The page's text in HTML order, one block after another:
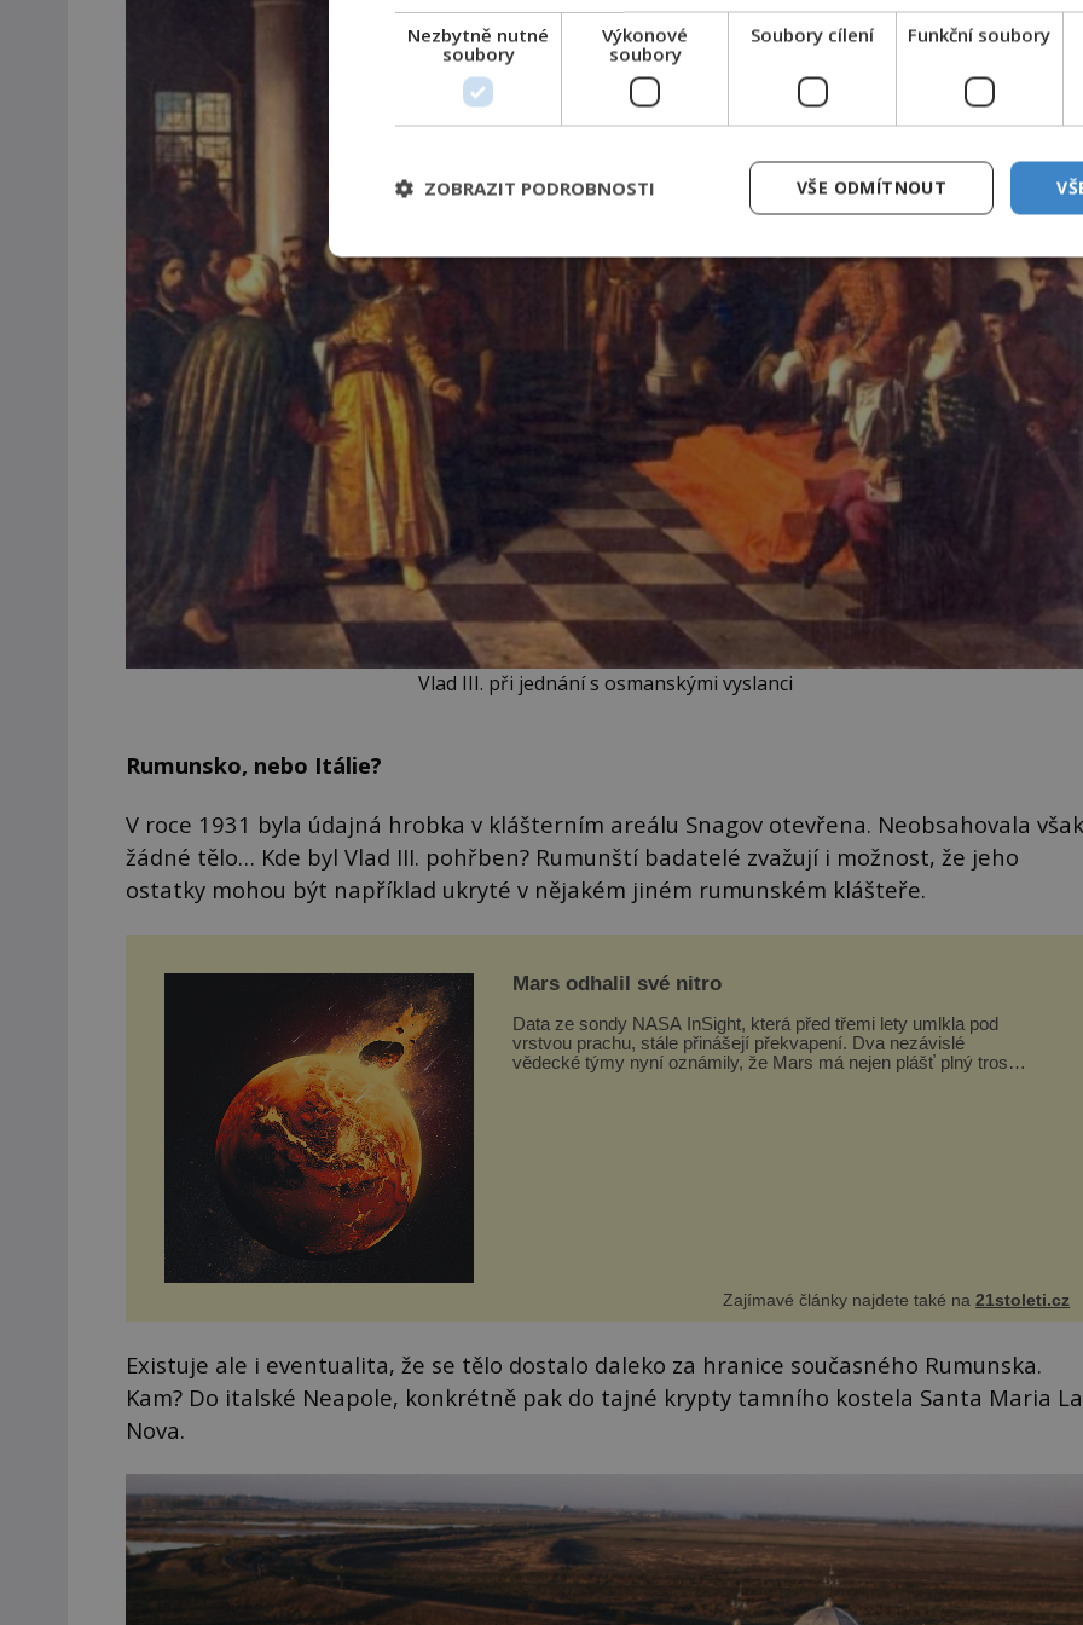
Vlad III. při jednání s osmanskými vyslanci
Rumunsko, nebo Itálie?
V roce 1931 byla údajná hrobka v klášterním areálu Snagov otevřena. Neobsahovala však
žádné tělo… Kde byl Vlad III. pohřben? Rumunští badatelé zvažují i možnost, že jeho
ostatky mohou být například ukryté v nějakém jiném rumunském klášteře.
Mars odhalil své nitro
Data ze sondy NASA InSight, která před třemi lety umlkla pod
vrstvou prachu, stále přinášejí překvapení. Dva nezávislé
vědecké týmy nyní oznámily, že Mars má nejen plášť plný trosek
Zajímavé články najdete také na21stoleti.cz
Existuje ale i eventualita, že se tělo dostalo daleko za hranice současného Rumunska.
Kam? Do italské Neapole, konkrétně pak do tajné krypty tamního kostela Santa Maria La
Nova.
Nezbytně nutné
soubory
Výkonové
soubory
Soubory cílení Funkční soubory
VŠE ODMÍTNOUT
ZOBRAZIT PODROBNOSTI